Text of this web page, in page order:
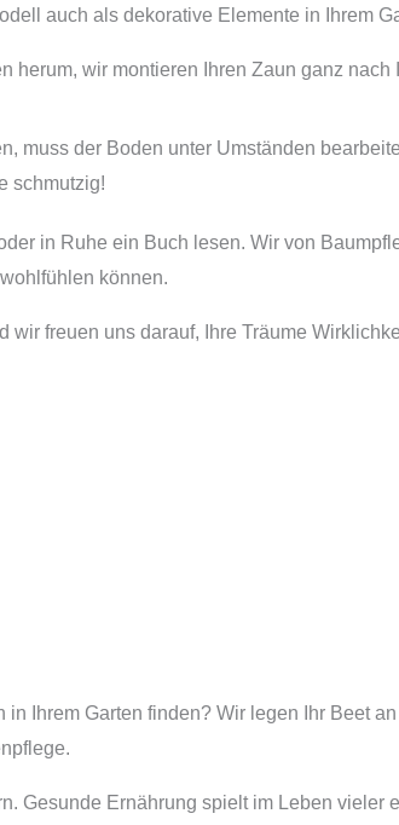
auch als dekorative Elemente in Ihrem
herum, wir montieren Ihren Zaun ganz nach
muss der Boden unter Umständen
schmutzig!
in Ruhe ein Buch lesen. Wir von
können.
freuen uns darauf, Ihre Träume
Ihrem Garten finden? Wir legen Ihr Beet
Gesunde Ernährung spielt im Leben